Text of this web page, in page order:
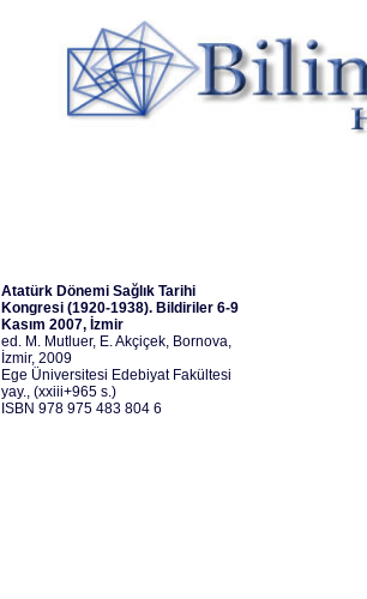
Atatürk Dönemi Sağlık Tarihi
Kongresi (1920-1938). Bildiriler 6-9
Kasım 2007, İzmir
ed. M. Mutluer, E. Akçiçek, Bornova,
İzmir, 2009
Ege Üniversitesi Edebiyat Fakültesi
yay., (xxiii+965 s.)
ISBN 978 975 483 804 6